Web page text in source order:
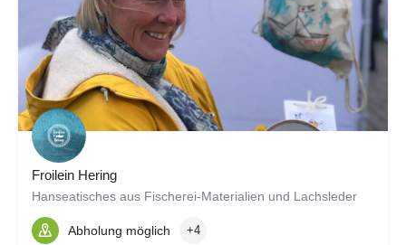
Froilein Hering
Hanseatisches aus Fischerei-Materialien und Lachsleder
Abholung möglich +4